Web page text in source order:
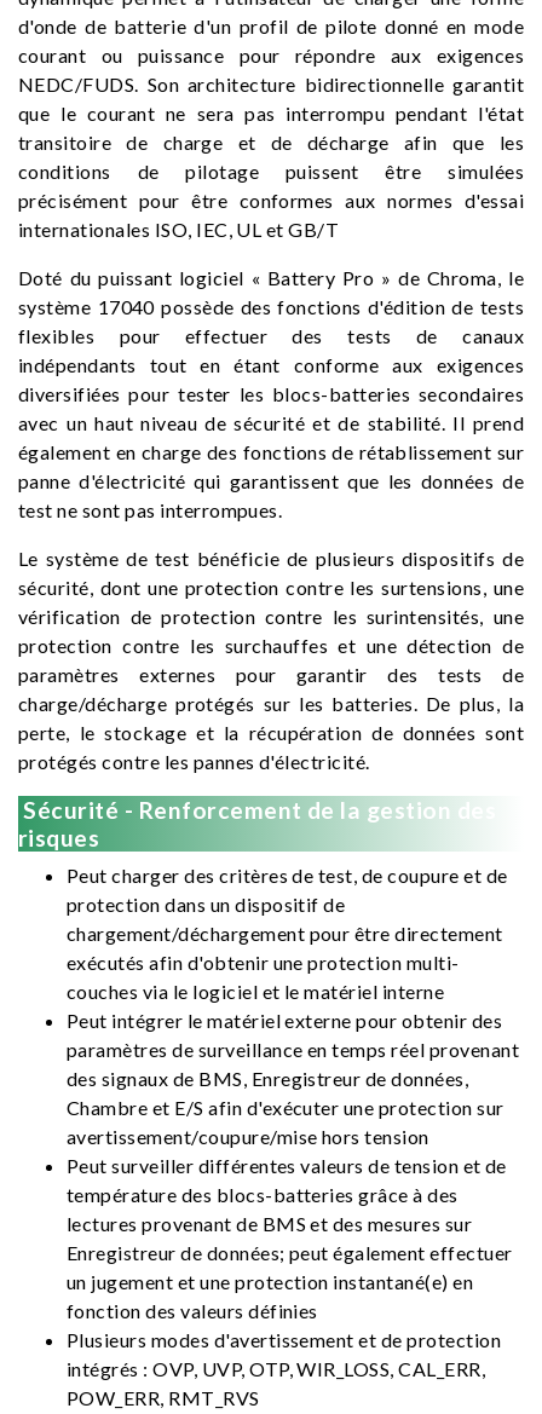
d'onde de batterie d'un profil de pilote donné en mode
courant ou puissance pour répondre aux exigences
NEDC/FUDS. Son architecture bidirectionnelle garantit
que le courant ne sera pas interrompu pendant l'état
transitoire de charge et de décharge afin que les
conditions de pilotage puissent être simulées
précisément pour être conformes aux normes d'essai
internationales ISO, IEC, UL et GB/T
Doté du puissant logiciel « Battery Pro » de Chroma, le
système 17040 possède des fonctions d'édition de tests
flexibles pour effectuer des tests de canaux
indépendants tout en étant conforme aux exigences
diversifiées pour tester les blocs-batteries secondaires
avec un haut niveau de sécurité et de stabilité. Il prend
également en charge des fonctions de rétablissement sur
panne d'électricité qui garantissent que les données de
test ne sont pas interrompues.
Le système de test bénéficie de plusieurs dispositifs de
sécurité, dont une protection contre les surtensions, une
vérification de protection contre les surintensités, une
protection contre les surchauffes et une détection de
paramètres externes pour garantir des tests de
charge/décharge protégés sur les batteries. De plus, la
perte, le stockage et la récupération de données sont
protégés contre les pannes d'électricité.
Sécurité - Renforcement de la gestion des
risques
Peut charger des critères de test, de coupure et de
protection dans un dispositif de
chargement/déchargement pour être directement
exécutés afin d'obtenir une protection multi-
couches via le logiciel et le matériel interne
Peut intégrer le matériel externe pour obtenir des
paramètres de surveillance en temps réel provenant
des signaux de BMS, Enregistreur de données,
Chambre et E/S afin d'exécuter une protection sur
avertissement/coupure/mise hors tension
Peut surveiller différentes valeurs de tension et de
température des blocs-batteries grâce à des
lectures provenant de BMS et des mesures sur
Enregistreur de données; peut également effectuer
un jugement et une protection instantané(e) en
fonction des valeurs définies
Plusieurs modes d'avertissement et de protection
intégrés : OVP, UVP, OTP, WIR_LOSS, CAL_ERR,
POW_ERR, RMT_RVS